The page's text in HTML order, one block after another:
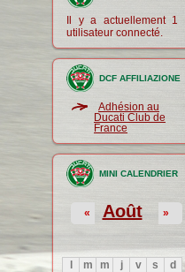
Il y a actuellement 1
utilisateur connecté.
DCF AFFILIAZIONE
Adhésion au
Ducati Club de
France
MINI CALENDRIER
Août
« »
m m j v s
d